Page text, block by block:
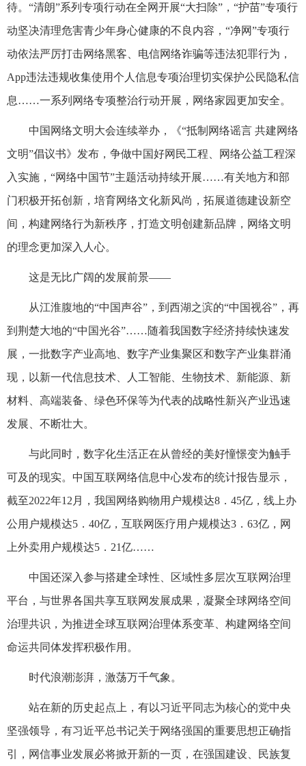
待。“清朗”系列专项行动在全网开展“大扫除”，“护苗”专项行
动坚决清理危害青少年身心健康的不良内容，“净网”专项行
动依法严厉打击网络黑客、电信网络诈骗等违法犯罪行为，
App违法违规收集使用个人信息专项治理切实保护公民隐私信
息……一系列网络专项整治行动开展，网络家园更加安全。
中国网络文明大会连续举办，《“抵制网络谣言 共建网络
文明”倡议书》发布，争做中国好网民工程、网络公益工程深
入实施，“网络中国节”主题活动持续开展……有关地方和部
门积极开拓创新，培育网络文化新风尚，拓展道德建设新空
间，构建网络行为新秩序，打造文明创建新品牌，网络文明
的理念更加深入人心。
这是无比广阔的发展前景——
从江淮腹地的“中国声谷”，到西湖之滨的“中国视谷”，再
到荆楚大地的“中国光谷”……随着我国数字经济持续快速发
展，一批数字产业高地、数字产业集聚区和数字产业集群涌
现，以新一代信息技术、人工智能、生物技术、新能源、新
材料、高端装备、绿色环保等为代表的战略性新兴产业迅速
发展、不断壮大。
与此同时，数字化生活正在从曾经的美好憧憬变为触手
可及的现实。中国互联网络信息中心发布的统计报告显示，
截至2022年12月，我国网络购物用户规模达8．45亿，线上办
公用户规模达5．40亿，互联网医疗用户规模达3．63亿，网
上外卖用户规模达5．21亿……
中国还深入参与搭建全球性、区域性多层次互联网治理
平台，与世界各国共享互联网发展成果，凝聚全球网络空间
治理共识，为推进全球互联网治理体系变革、构建网络空间
命运共同体发挥积极作用。
时代浪潮澎湃，激荡万千气象。
站在新的历史起点上，有以习近平同志为核心的党中央
坚强领导，有习近平总书记关于网络强国的重要思想正确指
引，网信事业发展必将掀开新的一页，在强国建设、民族复